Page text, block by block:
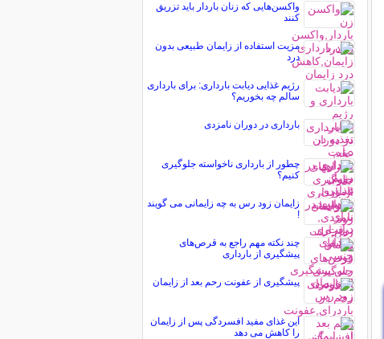
واکسن‌هایی که زنان باردار باید تزریق
کنند
مزیت استفاده از زایمان طبیعی بدون
درد
رژیم غذایی دیابت بارداری: برای بارداری
سالم چه بخوریم؟
بارداری در دوران نامزدی
چطور از بارداری ناخواسته جلوگیری
کنیم؟
زايمان زود رس به چه زایمانی می گویند
!
چند نكته مهم راجع به قرص‌های
پیشگیری از بارداری
پیشگیری از عفونت رحم بعد از زایمان
این غذای مفید افسردگی پس از زایمان
را کاهش می دهد